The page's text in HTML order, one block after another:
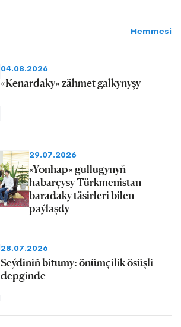
Hemmesi
04.08.2026
«Kenardaky» zähmet galkynyşy
29.07.2026
«Yonhap» gullugynyň
habarçysy Türkmenistan
baradaky täsirleri bilen
paýlaşdy
28.07.2026
Seýdiniň bitumy: önümçilik ösüşli
depginde